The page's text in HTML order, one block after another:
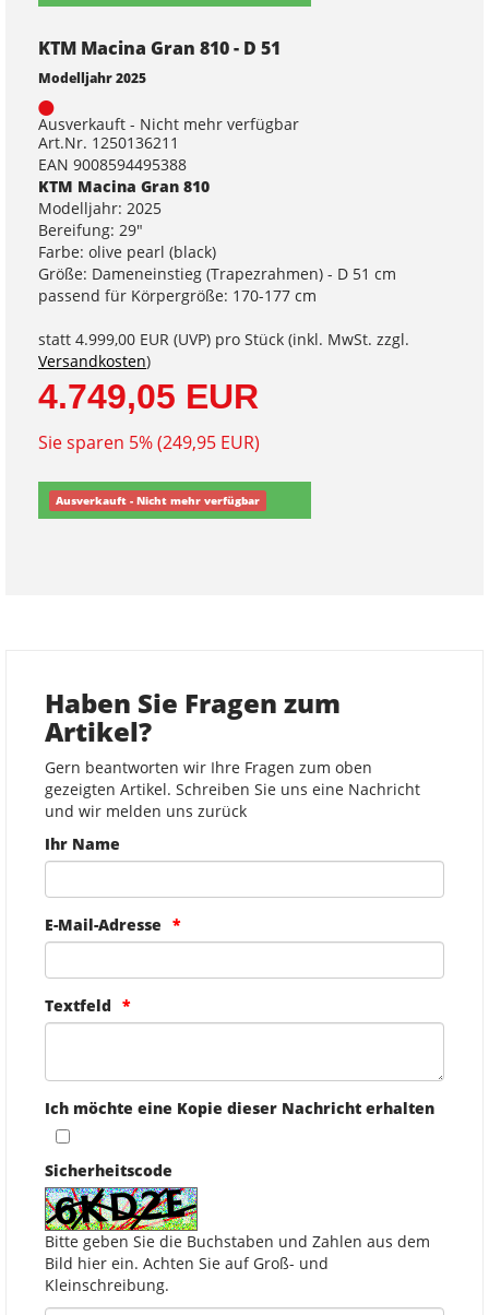
KTM Macina Gran 810 - D 51
Modelljahr 2025
Ausverkauft - Nicht mehr verfügbar
Art.Nr. 1250136211
EAN 9008594495388
KTM Macina Gran 810
Modelljahr: 2025
Bereifung: 29"
Farbe: olive pearl (black)
Größe: Dameneinstieg (Trapezrahmen) - D 51 cm
passend für Körpergröße: 170-177 cm
statt 4.999,00 EUR (UVP) pro Stück (inkl. MwSt. zzgl.
Versandkosten)
4.749,05 EUR
Sie sparen 5% (249,95 EUR)
Ausverkauft - Nicht mehr verfügbar
Haben Sie Fragen zum
Artikel?
Gern beantworten wir Ihre Fragen zum oben
gezeigten Artikel. Schreiben Sie uns eine Nachricht
und wir melden uns zurück
Ihr Name
E-Mail-Adresse
Textfeld
Ich möchte eine Kopie dieser Nachricht erhalten
Sicherheitscode
Bitte geben Sie die Buchstaben und Zahlen aus dem
Bild hier ein. Achten Sie auf Groß- und
Kleinschreibung.